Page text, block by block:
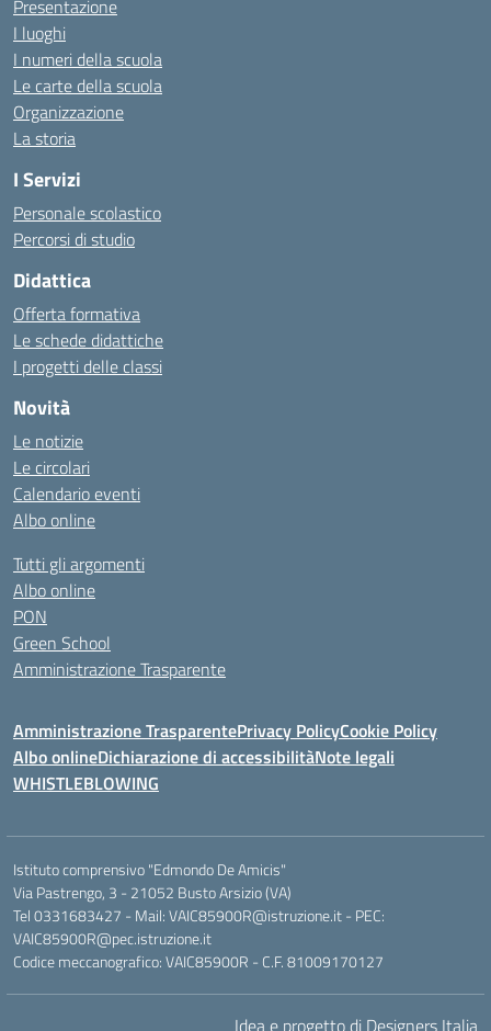
Presentazione
I luoghi
I numeri della scuola
Le carte della scuola
Organizzazione
La storia
I Servizi
Personale scolastico
Percorsi di studio
Didattica
Offerta formativa
Le schede didattiche
I progetti delle classi
Novità
Le notizie
Le circolari
Calendario eventi
Albo online
Tutti gli argomenti
Albo online
PON
Green School
Amministrazione Trasparente
Amministrazione TrasparentePrivacy PolicyCookie Policy
Albo onlineDichiarazione di accessibilitàNote legali
WHISTLEBLOWING
Istituto comprensivo "Edmondo De Amicis"
Via Pastrengo, 3 - 21052 Busto Arsizio (VA)
Tel 0331683427 - Mail: VAIC85900R@istruzione.it - PEC:
VAIC85900R@pec.istruzione.it
Codice meccanografico: VAIC85900R - C.F. 81009170127
Idea e progetto di Designers Italia